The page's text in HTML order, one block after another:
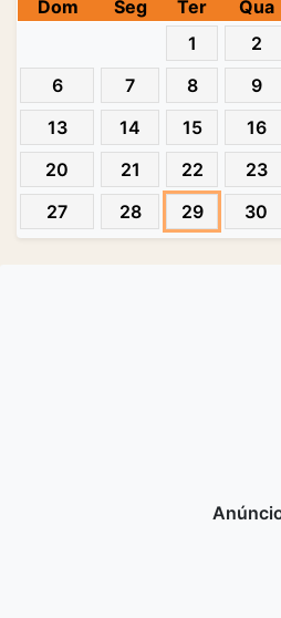
Dom Seg Ter Qua
1
2
6
7 8 9
13
14 15 16
20
21 22 23
27
28 29 30